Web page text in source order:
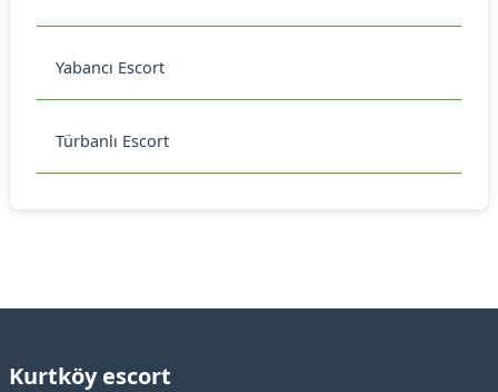
Yabancı Escort
Türbanlı Escort
Kurtköy escort